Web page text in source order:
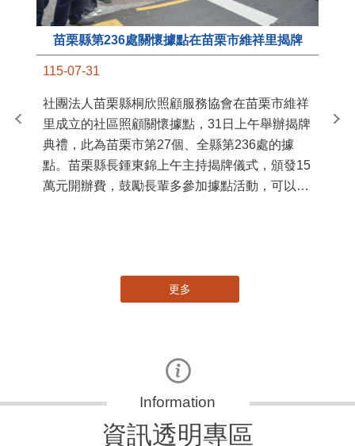
苗栗縣第236處關懷據點在苗栗市維祥里揭牌
115-07-31
社團法人苗栗縣桐欣照顧服務協會在苗栗市維祥
里成立的社區照顧關懷據點，31日上午舉辦揭牌
典禮，此為苗栗市第27個、全縣第236處的據
點。苗栗縣長鍾東錦上午主持揭牌儀式，頒發15
萬元開辦費，鼓勵長輩多參加據點活動，可以更
苗
更多
資訊透明專區